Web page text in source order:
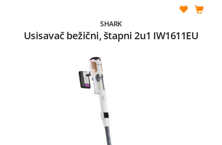
SHARK
Usisavač bežični, štapni 2u1 IW1611EU